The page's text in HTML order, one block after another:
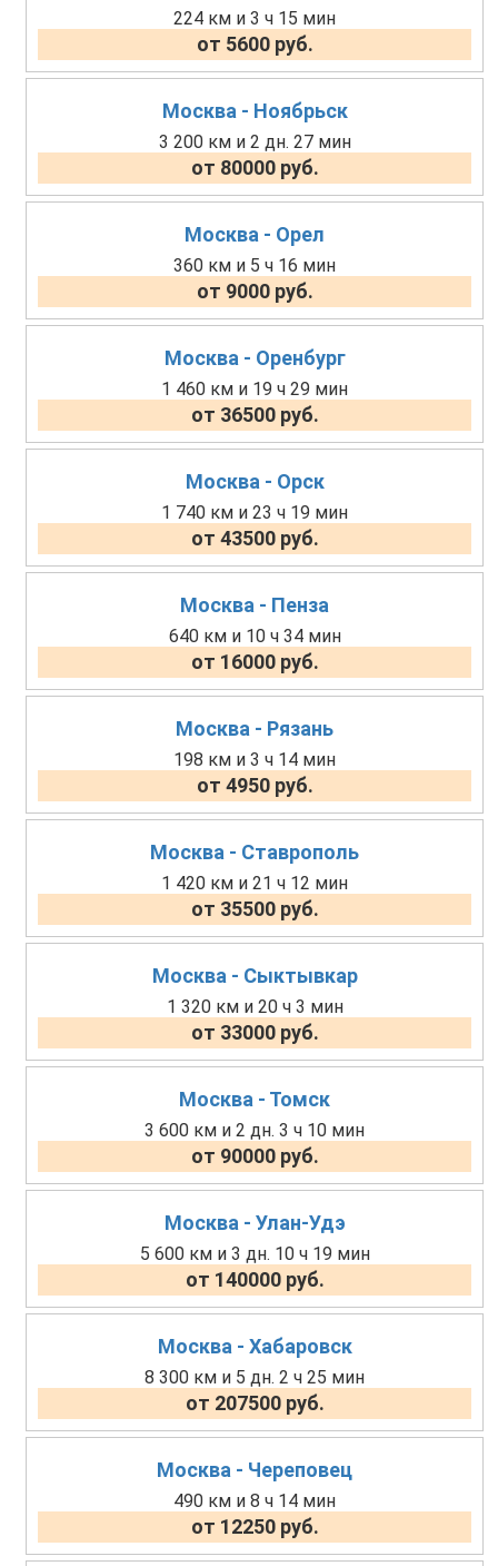
224 км и 3 ч 15 мин
от 5600 руб.
Москва - Ноябрьск
3 200 км и 2 дн. 27 мин
от 80000 руб.
Москва - Орел
360 км и 5 ч 16 мин
от 9000 руб.
Москва - Оренбург
1 460 км и 19 ч 29 мин
от 36500 руб.
Москва - Орск
1 740 км и 23 ч 19 мин
от 43500 руб.
Москва - Пенза
640 км и 10 ч 34 мин
от 16000 руб.
Москва - Рязань
198 км и 3 ч 14 мин
от 4950 руб.
Москва - Ставрополь
1 420 км и 21 ч 12 мин
от 35500 руб.
Москва - Сыктывкар
1 320 км и 20 ч 3 мин
от 33000 руб.
Москва - Томск
3 600 км и 2 дн. 3 ч 10 мин
от 90000 руб.
Москва - Улан-Удэ
5 600 км и 3 дн. 10 ч 19 мин
от 140000 руб.
Москва - Хабаровск
8 300 км и 5 дн. 2 ч 25 мин
от 207500 руб.
Москва - Череповец
490 км и 8 ч 14 мин
от 12250 руб.